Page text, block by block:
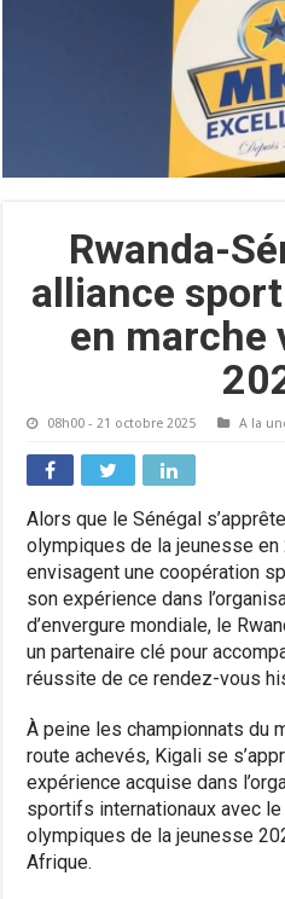
Rwanda-
alliance
en marche
08h00 - 21 octobre 2025 A la
Alors que le Sénégal
olympiques de la jeunesse en
envisagent une coopération
son expérience dans
d’envergure mondiale, le
un partenaire clé pour
réussite de ce rendez-vous
À peine les championnats du
route achevés, Kigali se
expérience acquise dans
sportifs internationaux avec
olympiques de la jeunesse
Afrique.